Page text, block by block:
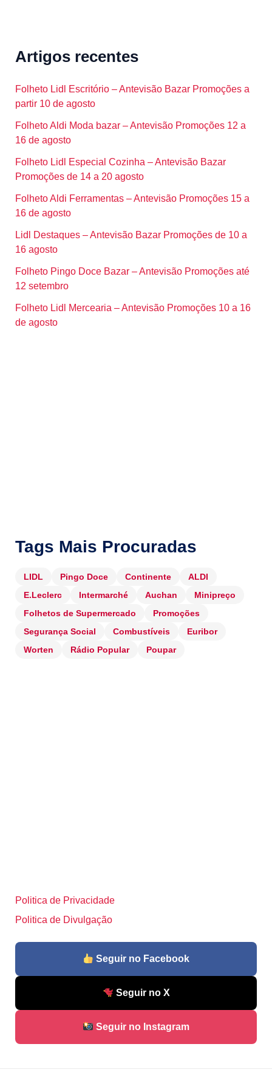
Artigos recentes
Folheto Lidl Escritório – Antevisão Bazar Promoções a
partir 10 de agosto
Folheto Aldi Moda bazar – Antevisão Promoções 12 a
16 de agosto
Folheto Lidl Especial Cozinha – Antevisão Bazar
Promoções de 14 a 20 agosto
Folheto Aldi Ferramentas – Antevisão Promoções 15 a
16 de agosto
Lidl Destaques – Antevisão Bazar Promoções de 10 a
16 agosto
Folheto Pingo Doce Bazar – Antevisão Promoções até
12 setembro
Folheto Lidl Mercearia – Antevisão Promoções 10 a 16
de agosto
Tags Mais Procuradas
LIDL Pingo Doce Continente
ALDI
E.Leclerc
Intermarché Auchan
Minipreço
Folhetos de Supermercado
Promoções
Segurança Social
Combustíveis
Euribor
Worten
Rádio Popular Poupar
Politica de Privacidade
Politica de Divulgação
Seguir no Facebook
Seguir no X
Seguir no Instagram